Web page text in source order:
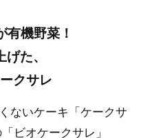
有機野菜！
た、
クサレ
ないケーキ「ケークサ
ビオケークサレ」